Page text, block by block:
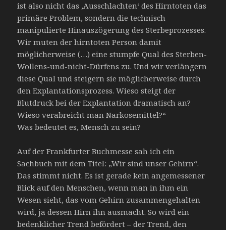
ist also nicht das ,Ausschlachten‘ des Hirntoten das
primäre Problem, sondern die technisch
manipulierte Hinauszögerung des Sterbeprozesses.
Wir muten der hirntoten Person damit
möglicherweise (…) eine stumpfe Qual des Sterben-
Wollens-und-nicht-Dürfens zu. Und wir verlängern
diese Qual und steigern sie möglicherweise durch
den Explantationsprozess. Wieso steigt der
Blutdruck bei der Explantation dramatisch an?
Wieso verabreicht man Narkosemittel?“
Was bedeutet es, Mensch zu sein?
Auf der Frankfurter Buchmesse sah ich ein
Sachbuch mit dem Titel: „Wir sind unser Gehirn“.
Das stimmt nicht. Es ist gerade kein angemessener
Blick auf den Menschen, wenn man in ihm ein
Wesen sieht, das vom Gehirn zusammengehalten
wird, ja dessen Hirn ihn ausmacht. So wird ein
bedenklicher Trend befördert – der Trend, den